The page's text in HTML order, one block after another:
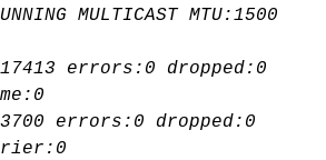
MULTICAST MTU:1500
errors:0 dropped:0
errors:0 dropped:0